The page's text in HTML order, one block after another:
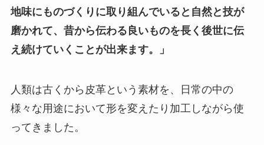
地味にものづくりに取り組んでいると自然と技が
磨かれて、昔から伝わる良いものを長く後世に伝
え続けていくことが出来ます。」
人類は古くから皮革という素材を、日常の中の
様々な用途において形を変えたり加工しながら使
ってきました。